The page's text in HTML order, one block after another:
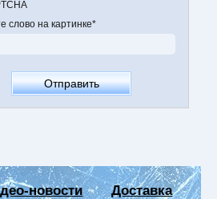
слово на картинке*
новости Доставка